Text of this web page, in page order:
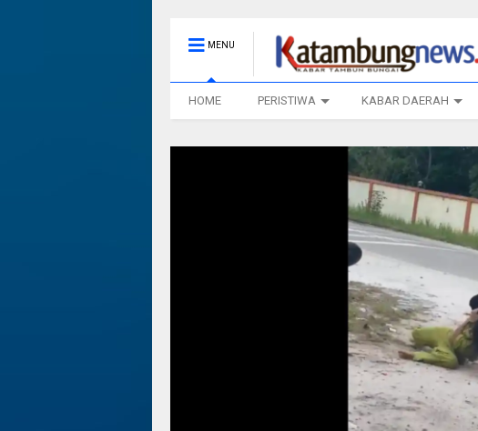
MENU
HOME PERISTIWA KABAR DAERAH